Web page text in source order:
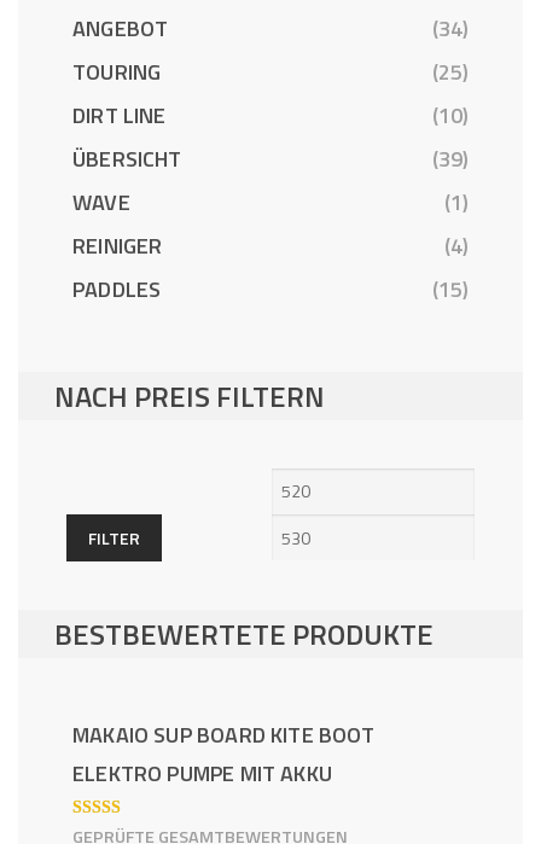
ANGEBOT
(34)
TOURING
(25)
DIRT LINE
(10)
ÜBERSICHT
(39)
WAVE
(1)
REINIGER
(4)
PADDLES
(15)
NACH PREIS FILTERN
Min.
FILTER
BESTBEWERTETE PRODUKTE
MAKAIO SUP BOARD KITE BOOT
ELEKTRO PUMPE MIT AKKU
BEWERTE
GEPRÜFTE GESAMTBEWERTUNGEN